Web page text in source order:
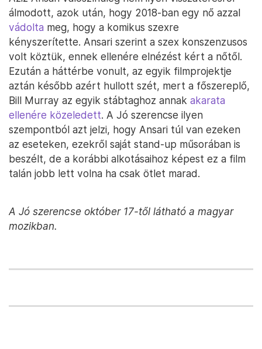
álmodott, azok után, hogy 2018-ban egy nő azzal
vádolta meg, hogy a komikus szexre
kényszerítette. Ansari szerint a szex konszenzusos
volt köztük, ennek ellenére elnézést kért a nőtől.
Ezután a háttérbe vonult, az egyik filmprojektje
aztán később azért hullott szét, mert a főszereplő,
Bill Murray az egyik stábtaghoz annak akarata
ellenére közeledett. A Jó szerencse ilyen
szempontból azt jelzi, hogy Ansari túl van ezeken
az eseteken, ezekről saját stand-up műsorában is
beszélt, de a korábbi alkotásaihoz képest ez a film
talán jobb lett volna ha csak ötlet marad.
A Jó szerencse október 17-től látható a magyar
mozikban.